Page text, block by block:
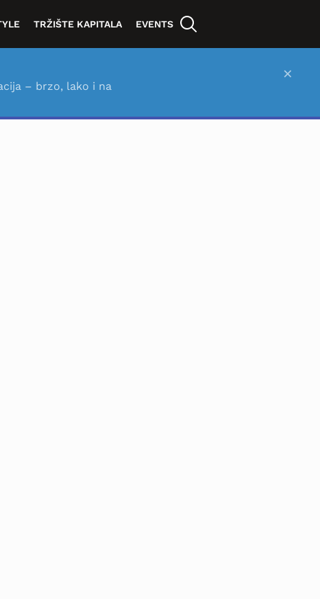
TRŽIŠTE KAPITALA EVENTS
– brzo, lako i na
×